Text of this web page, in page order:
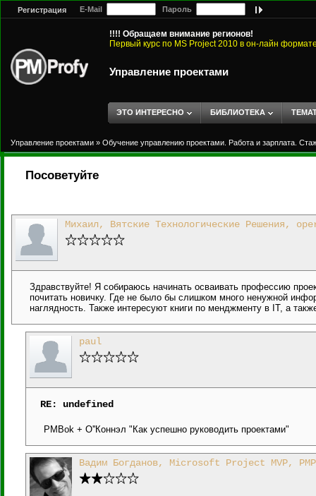
Регистрация E-Mail Пароль
!!!! Обращаем внимание регионов!
Первый курс по MS Project 2010 в он-лайн
Управление проектами
ЭТО ИНТЕРЕСНО БИБЛИОТЕКА
Управление проектами » Обучение управлению проектами. Работа и зарплата.
Посоветуйте
Михаил, Вятские Технологические Решения,
Здравствуйте! Я собираюсь начинать осваивать профессию
почитать новичку. Где не было бы слишком много ненужной
наглядность. Также интересуют книги по менджменту в IT, а
paul
RE: undefined
PMBok + О''Коннэл "Как успешно руководить проектами"
Вадим Богданов, Microsoft Project MVP,